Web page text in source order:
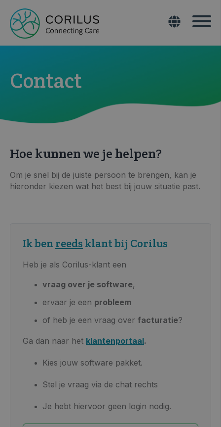
Contact
Hoe kunnen we je helpen?
Om je snel bij de juiste persoon te brengen, kan je
hieronder kiezen wat het best bij jouw situatie past.
Ik ben reeds klant bij Corilus
Heb je als Corilus-klant een
vraag over je software,
ervaar je een probleem
of heb je een vraag over facturatie?
Ga dan naar het klantenportaal.
Kies jouw software pakket.
Stel je vraag via de chat rechts
Je hebt hiervoor geen login nodig.